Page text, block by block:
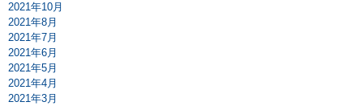
2021年10月
2021年8月
2021年7月
2021年6月
2021年5月
2021年4月
2021年3月